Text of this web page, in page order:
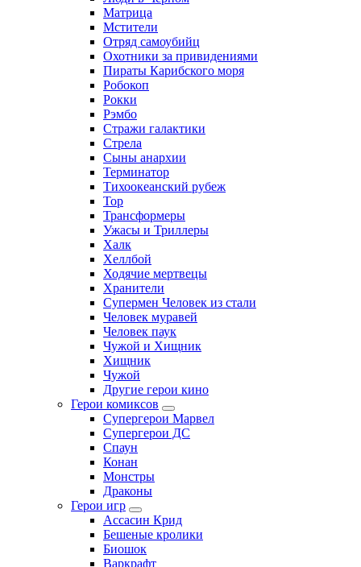
Матрица
Мстители
Отряд самоубийц
Охотники за привидениями
Пираты Карибского моря
Робокоп
Рокки
Рэмбо
Стражи галактики
Стрела
Сыны анархии
Терминатор
Тихоокеанский рубеж
Тор
Трансформеры
Ужасы и Триллеры
Халк
Хеллбой
Ходячие мертвецы
Хранители
Супермен Человек из стали
Человек муравей
Человек паук
Чужой и Хищник
Хищник
Чужой
Другие герои кино
Герои комиксов
Супергерои Марвел
Супергерои ДС
Спаун
Конан
Монстры
Драконы
Герои игр
Ассасин Крид
Бешеные кролики
Биошок
Варкрафт